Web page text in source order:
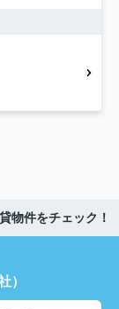
物件をチェック！
）